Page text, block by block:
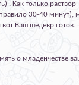
. Как только раствор
правило 30-40 минут),
Ваш шедевр готов.
о младенчестве